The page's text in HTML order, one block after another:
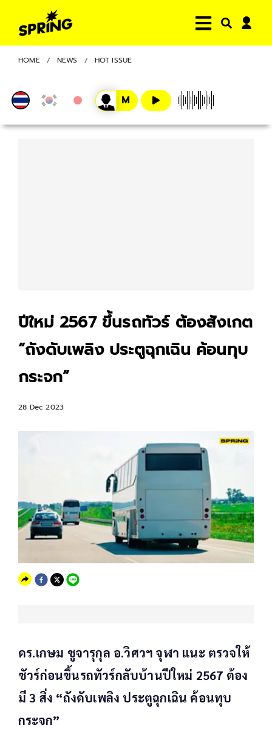
HOME NEWS HOT ISSUE
ปีใหม่ 2567 ขึ้นรถทัวร์ ต้องสังเกต
“ถังดับเพลิง ประตูฉุกเฉิน ค้อนทุบ
กระจก”
28 Dec 2023
ดร.เกษม ชูจารุกุล อ.วิศวฯ จุฬา แนะ ตรวจให้
ชัวร์ก่อนขึ้นรถทัวร์กลับบ้านปีใหม่ 2567 ต้อง
มี 3 สิ่ง “ถังดับเพลิง ประตูฉุกเฉิน ค้อนทุบ
กระจก”